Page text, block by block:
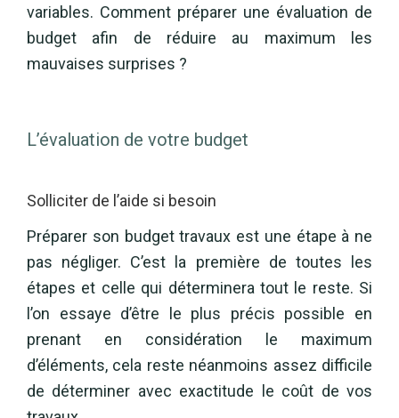
variables. Comment préparer une évaluation de
budget afin de réduire au maximum les
mauvaises surprises ?
L’évaluation de votre budget
Solliciter de l’aide si besoin
Préparer son budget travaux est une étape à ne
pas négliger. C’est la première de toutes les
étapes et celle qui déterminera tout le reste. Si
l’on essaye d’être le plus précis possible en
prenant en considération le maximum
d’éléments, cela reste néanmoins assez difficile
de déterminer avec exactitude le coût de vos